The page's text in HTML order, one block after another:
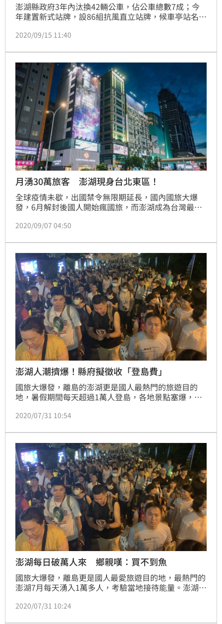
澎湖縣政府3年內汰換42輛公車，佔公車總數7成；今
年建置新式站牌，設86組抗風直立站牌，候車亭站名、
「會搭、好搭、愛搭公車」。
2020/09/15 11:40
月湧30萬旅客 澎湖現身台北東區！
全球疫情未歇，出國禁令無限期延長，國內國旅大爆
發，6月解封後國人開始瘋國旅，而澎湖成為台灣最熱
示，澎湖防疫「零確診」，在國人無法出國之際，獲收
29萬人，8月入境旅客人次更創新高，達到29萬9544
人，創下歷年單月新高，較去年同期成長將近9成。
（記者：陳宜加）
2020/09/07 04:50
澎湖人潮擠爆！縣府擬徵收「登島費」
國旅大爆發，離島的澎湖更是國人最熱門的旅遊目的
地，暑假期間每天超過1萬人登島，各地景點塞爆，外
析，參考國外做法，評估徵收旅遊稅，若可行，最快後
2020/07/31 10:54
澎湖每日破萬人來 鄉親嘆：買不到魚
國旅大爆發，離島更是國人最愛旅遊目的地，最熱門的
澎湖7月每天湧入1萬多人，考驗當地接待能量。澎湖在
產，又以石斑最受歡迎，但也導致當地人在市場「買不
2020/07/31 10:24